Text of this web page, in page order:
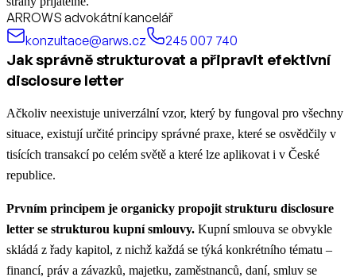
ARROWS advokátní kancelář
konzultace@arws.cz
245 007 740
Jak správně strukturovat a připravit efektivní
disclosure letter
Ačkoliv neexistuje univerzální vzor, který by fungoval pro všechny
situace, existují určité principy správné praxe, které se osvědčily v
tisících transakcí po celém světě a které lze aplikovat i v České
republice.
Prvním principem je organicky propojit strukturu disclosure
letter se strukturou kupní smlouvy. Kupní smlouva se obvykle
skládá z řady kapitol, z nichž každá se týká konkrétního tématu –
financí, práv a závazků, majetku, zaměstnanců, daní, smluv se